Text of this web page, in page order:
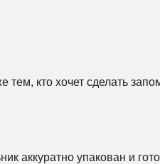
кто хочет сделать
аккуратно упакован и